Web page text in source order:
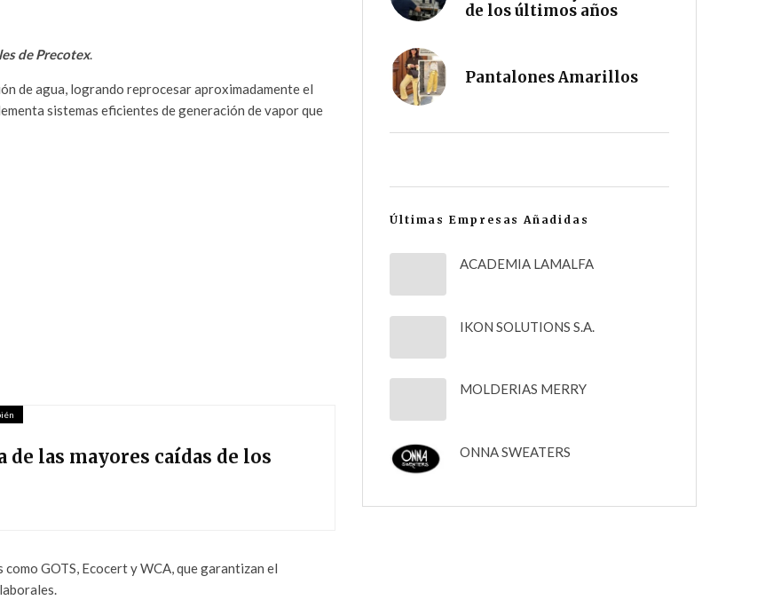
de Precotex.
de agua, logrando reprocesar aproximadamente el
sistemas eficientes de generación de vapor que
las mayores caídas de los
GOTS, Ecocert y WCA, que garantizan el
de los últimos años
Pantalones Amarillos
Últimas Empresas Añadidas
ACADEMIA LAMALFA
IKON SOLUTIONS S.A.
MOLDERIAS MERRY
ONNA SWEATERS